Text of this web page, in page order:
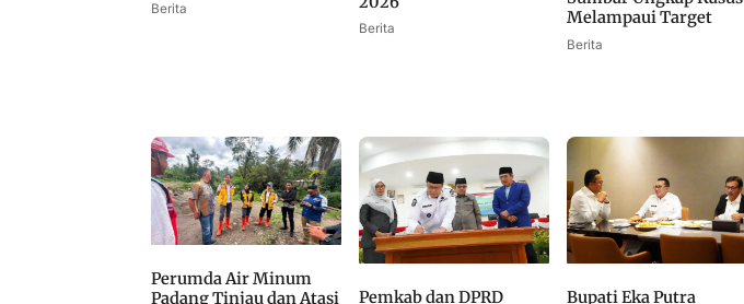
Berita
Berita
Melampaui Target
Berita
Perumda Air Minum
Padang Tinjau dan Atasi
Pemkab dan DPRD Bupati Eka Putra